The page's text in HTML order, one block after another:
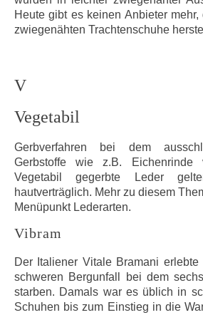
Heute gibt es keinen Anbieter
zwiegenähten Trachtenschuhe
V
Vegetabil
Gerbverfahren bei dem
Gerbstoffe wie z.B. Eichenrinde
Vegetabil gegerbte Leder
hautverträglich. Mehr zu diesem
Menüpunkt Lederarten.
Vibram
Der Italiener Vitale Bramani
schweren Bergunfall bei dem
starben. Damals war es üblich in
Schuhen bis zum Einstieg in die